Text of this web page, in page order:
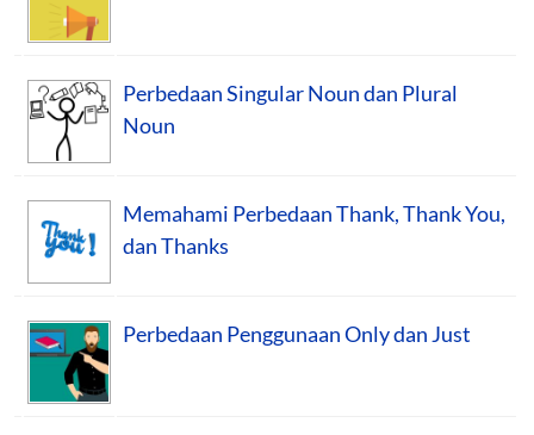
Perbedaan Singular Noun dan Plural
Noun
Memahami Perbedaan Thank, Thank You,
dan Thanks
Perbedaan Penggunaan Only dan Just